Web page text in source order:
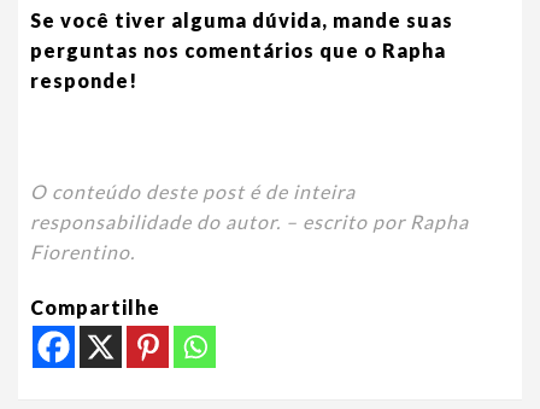
Se você tiver alguma dúvida, mande suas
perguntas nos comentários que o Rapha
responde!
O conteúdo deste post é de inteira
responsabilidade do autor. – escrito por Rapha
Fiorentino.
Compartilhe